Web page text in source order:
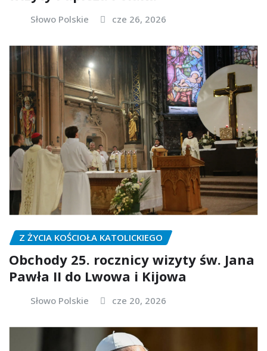
Słowo Polskie cze 26, 2026
Z ŻYCIA KOŚCIOŁA KATOLICKIEGO
Obchody 25. rocznicy wizyty św. Jana
Pawła II do Lwowa i Kijowa
Słowo Polskie cze 20, 2026